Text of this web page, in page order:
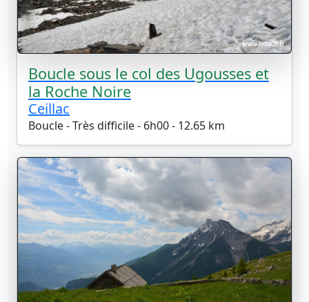
Boucle sous le col des Ugousses et
la Roche Noire
Ceillac
Boucle - Très difficile - 6h00 - 12.65 km